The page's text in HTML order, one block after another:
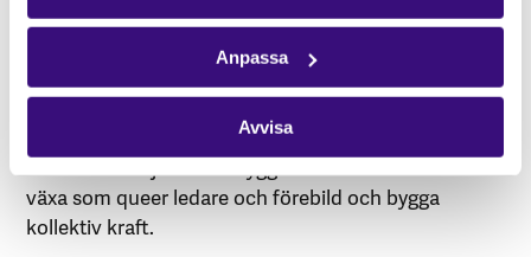
Anpassa
Avvisa
Windhoek för att bygga vänskap och solidaritet,
utbyta erfarenheter och kunskaper och samtidigt ta
sig an det offentliga rummet för att dela sina
erfarenheter genom olika konstnärliga uttryck, som
dans, poesi, musik och olika typer av uppträdanden.
Festivalen erbjuder ett tryggt och stärkande rum att
växa som queer ledare och förebild och bygga
kollektiv kraft.